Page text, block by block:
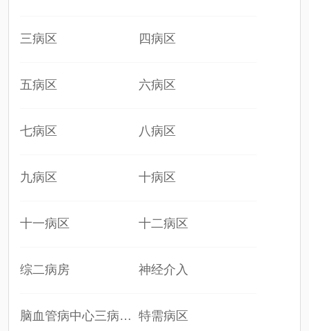
三病区 四病区
五病区 六病区
七病区 八病区
九病区 十病区
十一病区 十二病区
综二病房 神经介入
脑血管病中心三病… 特需病区